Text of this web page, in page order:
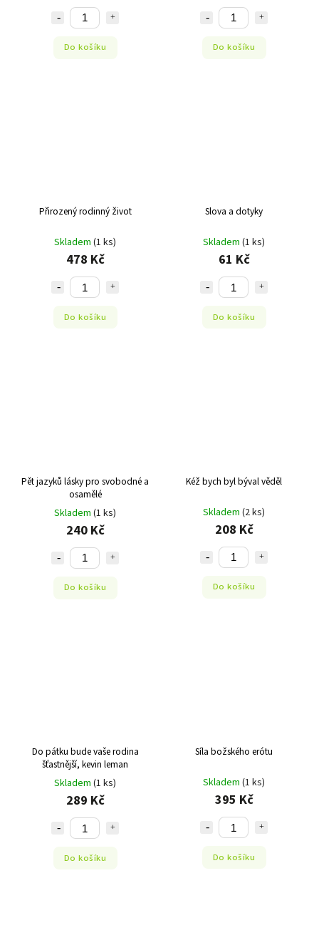
Do košíku Do košíku
Přirozený rodinný život
Skladem (1 ks)
478 Kč
Do košíku
Slova a dotyky
Skladem (1 ks)
61 Kč
Do košíku
Pět jazyků lásky pro svobodné a
osamělé
Skladem (1 ks)
240 Kč
Do košíku
Kéž bych byl býval věděl
Skladem (2 ks)
208 Kč
Do košíku
Do pátku bude vaše rodina
šťastnější, kevin leman
Skladem (1 ks)
289 Kč
Do košíku
Síla božského erótu
Skladem (1 ks)
395 Kč
Do košíku